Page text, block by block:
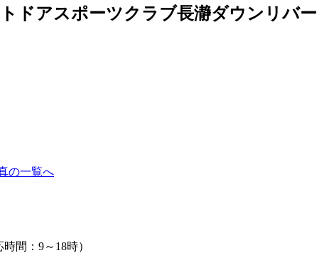
ドアスポーツクラブ長瀞ダウンリバー
の一覧へ
時間：9～18時）